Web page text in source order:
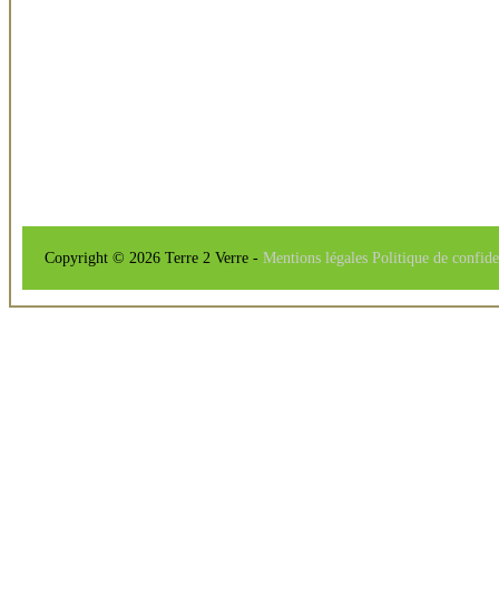
Copyright © 2026 Terre 2 Verre - Mentions légales Politique de